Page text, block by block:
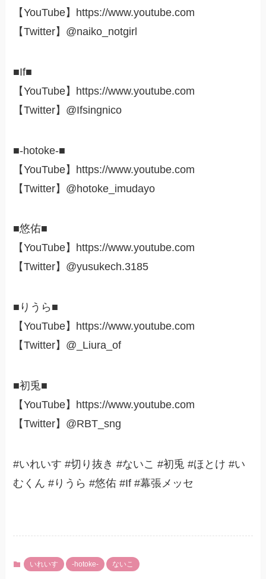
【YouTube】https://www.youtube.com
【Twitter】@naiko_notgirl
■If■
【YouTube】https://www.youtube.com
【Twitter】@Ifsingnico
■-hotoke-■
【YouTube】https://www.youtube.com
【Twitter】@hotoke_imudayo
■悠佑■
【YouTube】https://www.youtube.com
【Twitter】@yusukech.3185
■りうら■
【YouTube】https://www.youtube.com
【Twitter】@_Liura_of
■初兎■
【YouTube】https://www.youtube.com
【Twitter】@RBT_sng
#いれいす #切り抜き #ないこ #初兎 #ほとけ #い
むくん #りうら #悠佑 #If #幕張メッセ
いれいす -hotoke- ないこ